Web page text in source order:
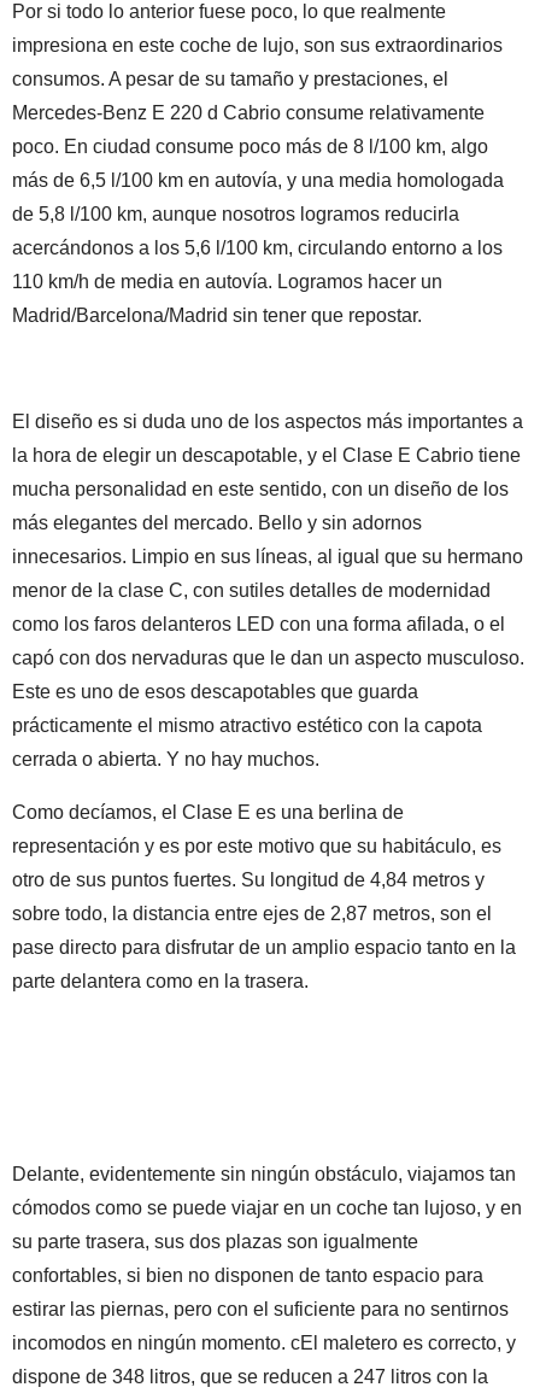
Por si todo lo anterior fuese poco, lo que realmente
impresiona en este coche de lujo, son sus extraordinarios
consumos. A pesar de su tamaño y prestaciones, el
Mercedes-Benz E 220 d Cabrio consume relativamente
poco. En ciudad consume poco más de 8 l/100 km, algo
más de 6,5 l/100 km en autovía, y una media homologada
de 5,8 l/100 km, aunque nosotros logramos reducirla
acercándonos a los 5,6 l/100 km, circulando entorno a los
110 km/h de media en autovía. Logramos hacer un
Madrid/Barcelona/Madrid sin tener que repostar.
El diseño es si duda uno de los aspectos más importantes a
la hora de elegir un descapotable, y el Clase E Cabrio tiene
mucha personalidad en este sentido, con un diseño de los
más elegantes del mercado. Bello y sin adornos
innecesarios. Limpio en sus líneas, al igual que su hermano
menor de la clase C, con sutiles detalles de modernidad
como los faros delanteros LED con una forma afilada, o el
capó con dos nervaduras que le dan un aspecto musculoso.
Este es uno de esos descapotables que guarda
prácticamente el mismo atractivo estético con la capota
cerrada o abierta. Y no hay muchos.
Como decíamos, el Clase E es una berlina de
representación y es por este motivo que su habitáculo, es
otro de sus puntos fuertes. Su longitud de 4,84 metros y
sobre todo, la distancia entre ejes de 2,87 metros, son el
pase directo para disfrutar de un amplio espacio tanto en la
parte delantera como en la trasera.
Delante, evidentemente sin ningún obstáculo, viajamos tan
cómodos como se puede viajar en un coche tan lujoso, y en
su parte trasera, sus dos plazas son igualmente
confortables, si bien no disponen de tanto espacio para
estirar las piernas, pero con el suficiente para no sentirnos
incomodos en ningún momento. cEl maletero es correcto, y
dispone de 348 litros, que se reducen a 247 litros con la